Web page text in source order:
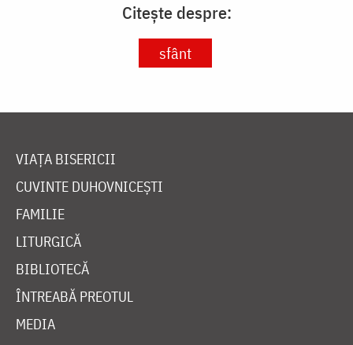
Citește despre:
sfânt
VIAȚA BISERICII
CUVINTE DUHOVNICEȘTI
FAMILIE
LITURGICĂ
BIBLIOTECĂ
ÎNTREABĂ PREOTUL
MEDIA